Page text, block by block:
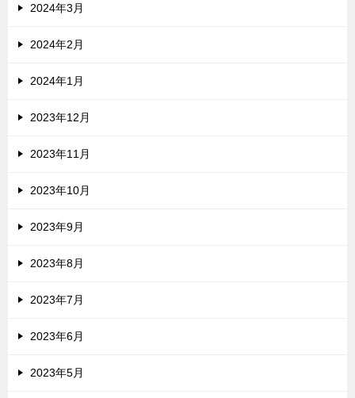
2024年3月
2024年2月
2024年1月
2023年12月
2023年11月
2023年10月
2023年9月
2023年8月
2023年7月
2023年6月
2023年5月